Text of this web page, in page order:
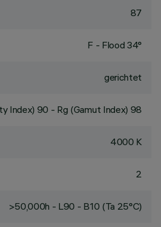
87
F - Flood 34°
gerichtet
Index) 90 - Rg (Gamut Index) 98
4000 K
2
>50,000h - L90 - B10 (Ta 25°C)